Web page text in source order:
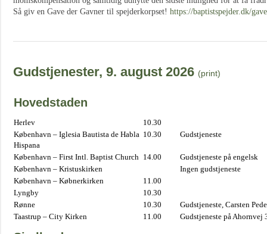
Så giv en Gave der Gavner til spejderkorpset! https://baptistspejder.dk/
Gudstjenester, 9. august 2026 (print)
Hovedstaden
Herlev
10.30
København – Iglesia Bautista de Habla
Hispana
10.30 Gudstjeneste
København – First Intl. Baptist Church 14.00
Gudstjeneste på engelsk
København – Kristuskirken
Ingen gudstjeneste
København – Købnerkirken
11.00
Lyngby
10.30
Rønne
10.30
Gudstjeneste, Carsten
Taastrup – City Kirken
11.00 Gudstjeneste på Ahornvej